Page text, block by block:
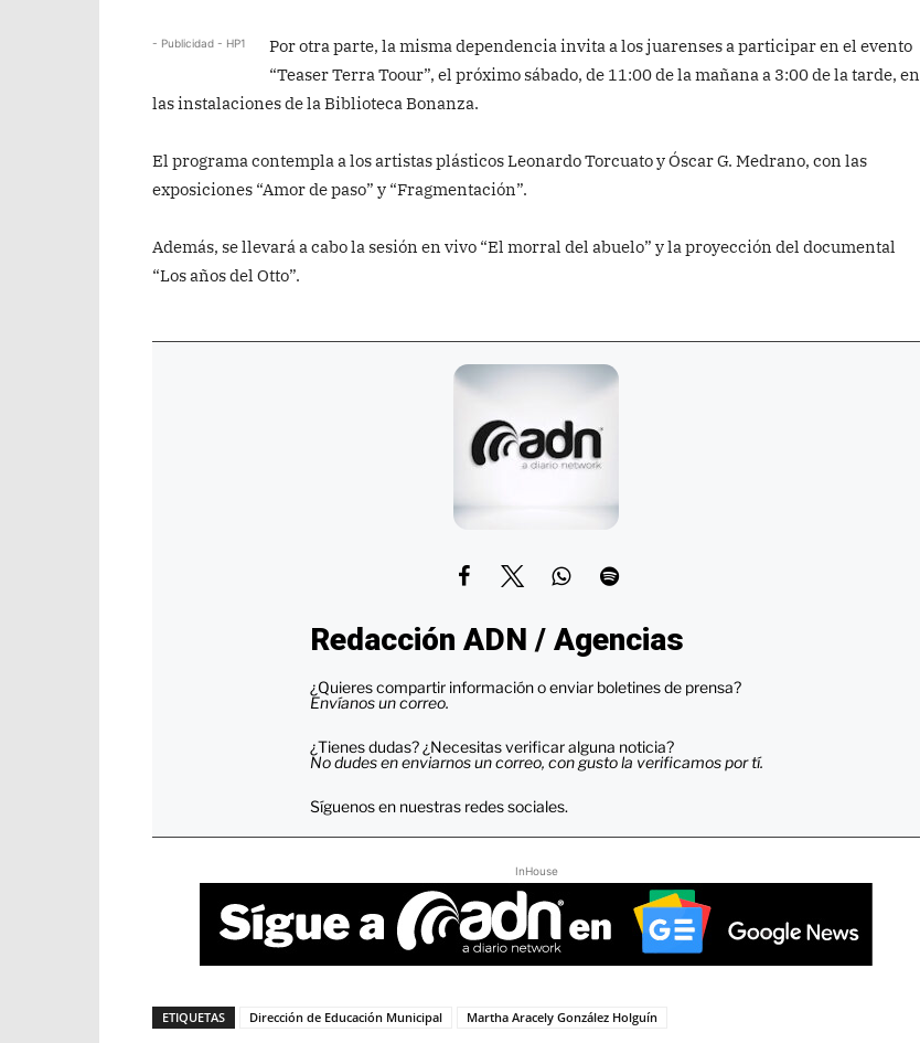
- Publicidad - HP1
Por otra parte, la misma dependencia invita a los juarenses a participar en el evento
“Teaser Terra Toour”, el próximo sábado, de 11:00 de la mañana a 3:00 de la tarde, en
las instalaciones de la Biblioteca Bonanza.
El programa contempla a los artistas plásticos Leonardo Torcuato y Óscar G. Medrano, con las
exposiciones “Amor de paso” y “Fragmentación”.
Además, se llevará a cabo la sesión en vivo “El morral del abuelo” y la proyección del documental
“Los años del Otto”.
Redacción ADN / Agencias
¿Quieres compartir información o enviar boletines de prensa?
Envíanos un correo.
¿Tienes dudas? ¿Necesitas verificar alguna noticia?
No dudes en enviarnos un correo, con gusto la verificamos por tí.
Síguenos en nuestras redes sociales.
InHouse
ETIQUETAS Dirección de Educación Municipal Martha Aracely González Holguín